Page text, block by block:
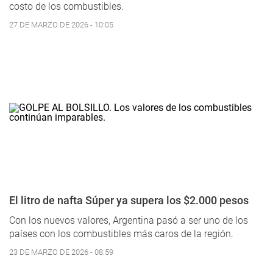
costo de los combustibles.
27 DE MARZO DE 2026 - 10:05
El litro de nafta Súper ya supera los $2.000 pesos
Con los nuevos valores, Argentina pasó a ser uno de los
países con los combustibles más caros de la región.
23 DE MARZO DE 2026 - 08:59